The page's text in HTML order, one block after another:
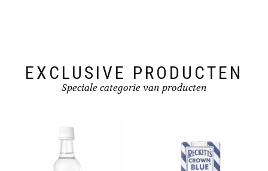
EXCLUSIVE PRODUCTEN
Speciale categorie van producten